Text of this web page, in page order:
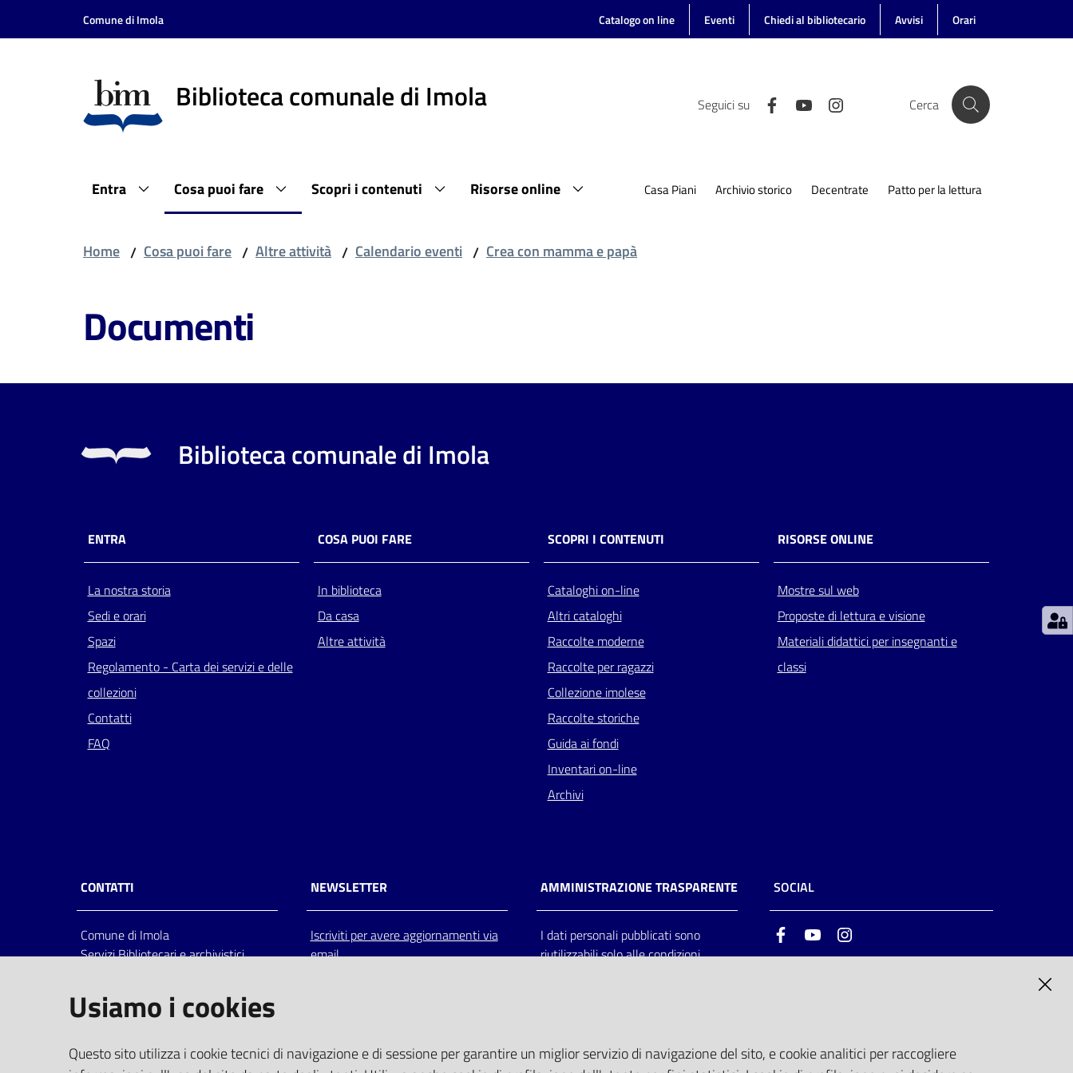
Vai al contenuto
Vai alla navigazione
Comune di Imola Catalogo on line Eventi Chiedi al bibliotecario Avvisi Orari
Biblioteca comunale di Imola Seguici su Cerca
Entra Cosa puoi fare Scopri i contenuti Risorse online Casa Piani Archivio storico Decentrate Patto per la lettura
Home / Cosa puoi fare / Altre attività / Calendario eventi / Crea con mamma e papà
Documenti
Biblioteca comunale di Imola
ENTRA
La nostra storia
Sedi e orari
Spazi
Regolamento - Carta dei servizi e delle
collezioni
Contatti
FAQ
COSA PUOI FARE
In biblioteca
Da casa
Altre attività
SCOPRI I CONTENUTI
Cataloghi on-line
Altri cataloghi
Raccolte moderne
Raccolte per ragazzi
Collezione imolese
Raccolte storiche
Guida ai fondi
Inventari on-line
Archivi
RISORSE ONLINE
Mostre sul web
Proposte di lettura e visione
Materiali didattici per insegnanti e
classi
CONTATTI
Comune di Imola
Servizi Bibliotecari e archivistici
Italia
centralino: tel 0542.6026.36 fax
bim@comune.imola.bo.it
PEC
NEWSLETTER
Iscriviti per avere aggiornamenti via
email
AMMINISTRAZIONE TRASPARENTE
I dati personali pubblicati sono
riutilizzabili solo alle condizioni
SOCIAL
FacebookYoutube
Usiamo i cookies
Questo sito utilizza i cookie tecnici di navigazione e di sessione per garantire un miglior servizio di navigazione del sito, e cookie analitici per raccogliere